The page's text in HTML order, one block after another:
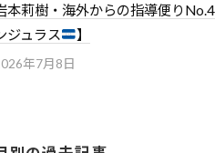
本莉樹・海外からの指導便り
ジュラス
】
年7月8日